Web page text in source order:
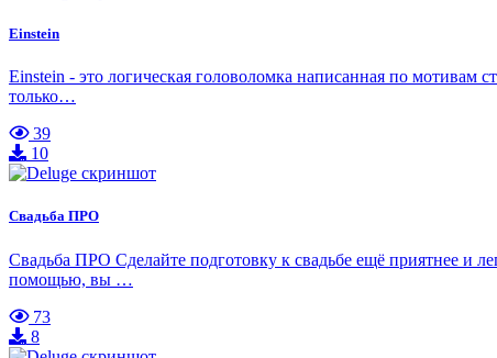
Einstein
Einstein - это логическая головоломка написанная по
только…
39
10
Свадьба ПРО
Свадьба ПРО Сделайте подготовку к свадьбе ещё приятнее и
помощью, вы …
73
8